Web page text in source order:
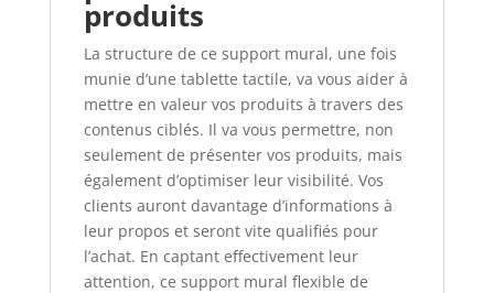
produits
La structure de ce support mural, une fois
munie d’une tablette tactile, va vous aider à
mettre en valeur vos produits à travers des
contenus ciblés. Il va vous permettre, non
seulement de présenter vos produits, mais
également d’optimiser leur visibilité. Vos
clients auront davantage d’informations à
leur propos et seront vite qualifiés pour
l’achat. En captant effectivement leur
attention, ce support mural flexible de